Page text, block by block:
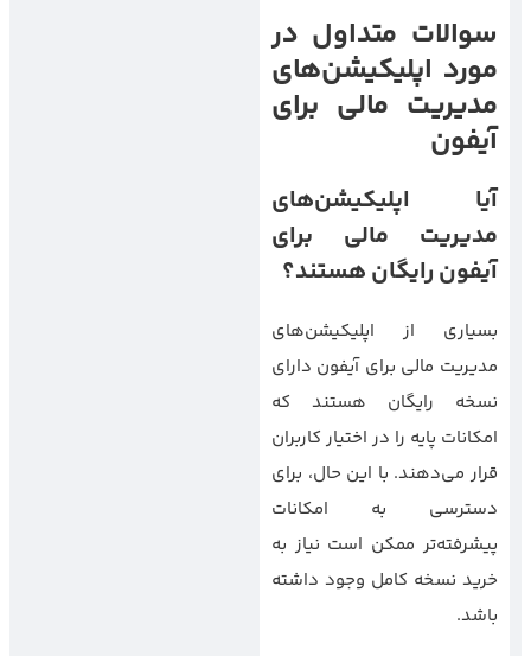
سوالات متداول در
مورد اپلیکیشن‌های
مدیریت مالی برای
آیفون
آیا اپلیکیشن‌های
مدیریت مالی برای
آیفون رایگان هستند؟
بسیاری از اپلیکیشن‌های
مدیریت مالی برای آیفون دارای
نسخه رایگان هستند که
امکانات پایه را در اختیار کاربران
قرار می‌دهند. با این حال، برای
دسترسی به امکانات
پیشرفته‌تر ممکن است نیاز به
خرید نسخه کامل وجود داشته
باشد.